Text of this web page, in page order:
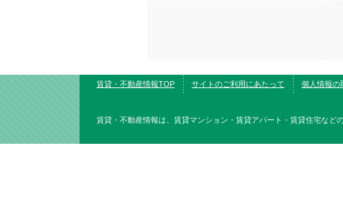
賃貸・不動産情報TOP サイトのご利用にあたって 個人情報の
賃貸・不動産情報は、賃貸マンション・賃貸アパート・賃貸住宅など